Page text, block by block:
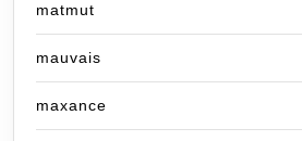
matmut
mauvais
maxance